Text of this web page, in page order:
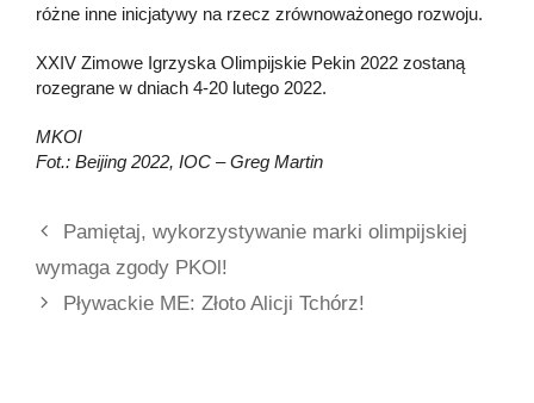
różne inne inicjatywy na rzecz zrównoważonego rozwoju.
XXIV Zimowe Igrzyska Olimpijskie Pekin 2022 zostaną
rozegrane w dniach 4-20 lutego 2022.
MKOl
Fot.: Beijing 2022, IOC – Greg Martin
Pamiętaj, wykorzystywanie marki olimpijskiej
wymaga zgody PKOl!
Pływackie ME: Złoto Alicji Tchórz!